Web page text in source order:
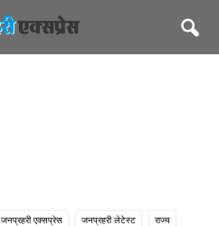
जनप्रहरी एक्सप्रेस जनप्रहरी लेटेस्ट राज्य